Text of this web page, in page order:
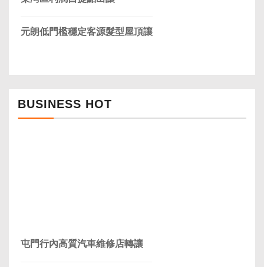
元朗低門檻穩定客源髮型屋頂讓
BUSINESS HOT
屯門行內高質汽車維修店轉讓